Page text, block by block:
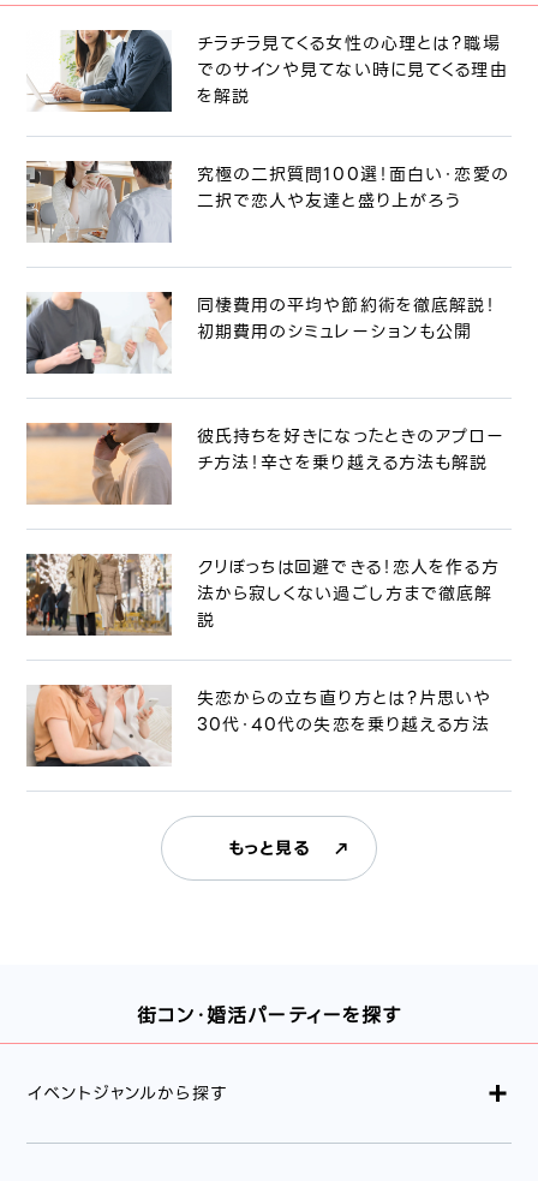
チラチラ見てくる女性の心理とは？職場
でのサインや見てない時に見てくる理由
を解説
究極の二択質問100選！面白い・恋愛の
二択で恋人や友達と盛り上がろう
同棲費用の平均や節約術を徹底解説！
初期費用のシミュレーションも公開
彼氏持ちを好きになったときのアプロー
チ方法！辛さを乗り越える方法も解説
クリぼっちは回避できる！恋人を作る方
法から寂しくない過ごし方まで徹底解
説
失恋からの立ち直り方とは？片思いや
30代・40代の失恋を乗り越える方法
もっと見る
街コン・婚活パーティーを探す
イベントジャンルから探す